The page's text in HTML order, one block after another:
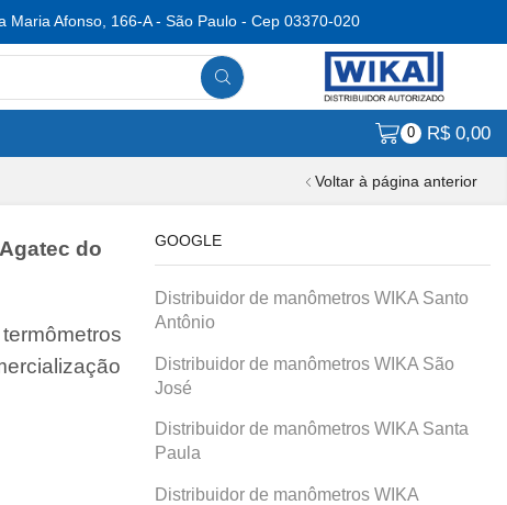
Maria Afonso, 166-A - São Paulo - Cep 03370-020
0 R$0,00
Voltar à página anterior
Agatec do
GOOGLE
Distribuidor de manômetros WIKA Santo
Antônio
Distribuidor de manômetros WIKA São
José
Distribuidor de manômetros WIKA Santa
Paula
Distribuidor de manômetros WIKA